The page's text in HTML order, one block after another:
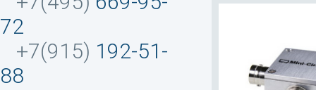
72
+7(915) 192-51-
88